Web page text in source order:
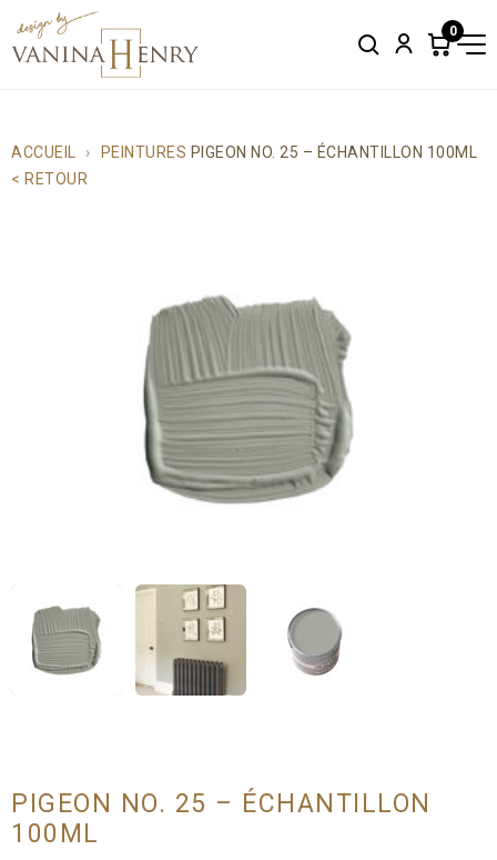
SearchAccount
0
Items
ACCUEIL PEINTURES PIGEON NO. 25 – ÉCHANTILLON 100ML
< RETOUR
PIGEON NO. 25 – ÉCHANTILLON
100ML